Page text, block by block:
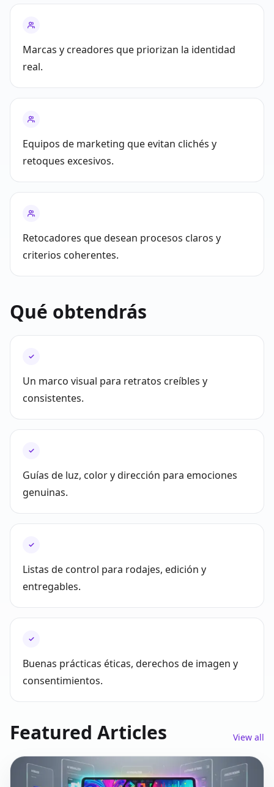
Marcas y creadores que priorizan la identidad
real.
Equipos de marketing que evitan clichés y
retoques excesivos.
Retocadores que desean procesos claros y
criterios coherentes.
Qué obtendrás
✓
Un marco visual para retratos creíbles y
consistentes.
✓
Guías de luz, color y dirección para emociones
genuinas.
✓
Listas de control para rodajes, edición y
entregables.
✓
Buenas prácticas éticas, derechos de imagen y
consentimientos.
Featured Articles View all